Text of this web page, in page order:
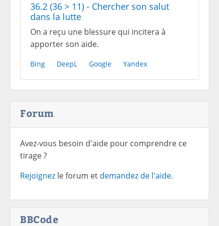
36.2 (36 > 11) - Chercher son salut
dans la lutte
On a reçu une blessure qui incitera à
apporter son aide.
Bing DeepL Google Yandex
Forum
Avez-vous besoin d'aide pour comprendre ce
tirage ?
Rejoignez le forum et demandez de l'aide.
BBCode